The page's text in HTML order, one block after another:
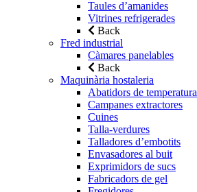
Taules d’amanides
Vitrines refrigerades
Back
Fred industrial
Càmares panelables
Back
Maquinària hostaleria
Abatidors de temperatura
Campanes extractores
Cuines
Talla-verdures
Talladores d’embotits
Envasadores al buit
Exprimidors de sucs
Fabricadors de gel